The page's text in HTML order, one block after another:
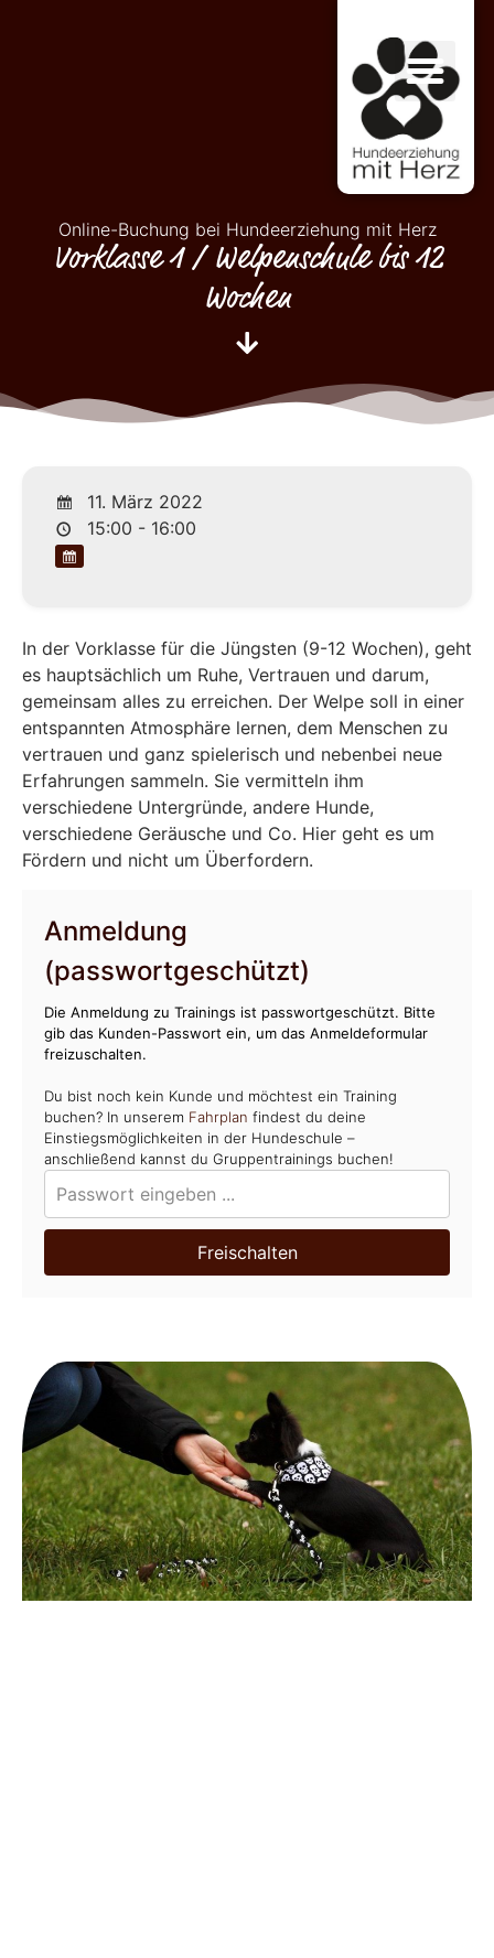
Online-Buchung bei Hundeerziehung mit Herz
Vorklasse 1 / Welpenschule bis 12
Wochen
11. März 2022
15:00 - 16:00
In der Vorklasse für die Jüngsten (9-12 Wochen), geht
es hauptsächlich um Ruhe, Vertrauen und darum,
gemeinsam alles zu erreichen. Der Welpe soll in einer
entspannten Atmosphäre lernen, dem Menschen zu
vertrauen und ganz spielerisch und nebenbei neue
Erfahrungen sammeln. Sie vermitteln ihm
verschiedene Untergründe, andere Hunde,
verschiedene Geräusche und Co. Hier geht es um
Fördern und nicht um Überfordern.
Anmeldung
(passwortgeschützt)
Die Anmeldung zu Trainings ist passwortgeschützt. Bitte
gib das Kunden-Passwort ein, um das Anmeldeformular
freizuschalten.
Du bist noch kein Kunde und möchtest ein Training
buchen? In unserem Fahrplan findest du deine
Einstiegsmöglichkeiten in der Hundeschule –
anschließend kannst du Gruppentrainings buchen!
Freischalten